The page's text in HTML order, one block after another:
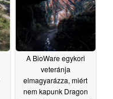
A BioWare egykori
veteránja
elmagyarázza, miért
nem kapunk Dragon